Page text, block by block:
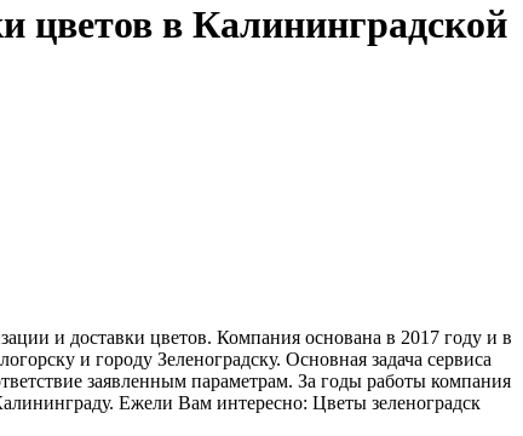
цветов в Калининградской
и доставки цветов. Компания основана в 2017 году и в
и городу Зеленоградску. Основная задача сервиса
заявленным параметрам. За годы работы компания
Ежели Вам интересно: Цветы зеленоградск